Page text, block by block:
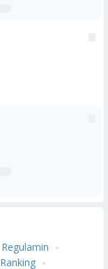
Regulamin
Ranking